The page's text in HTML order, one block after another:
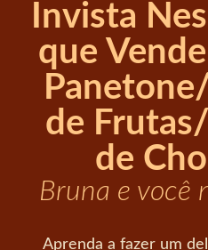
Invista
que
de
de
Bruna e você
Aprenda a fazer um